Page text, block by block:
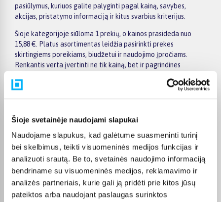
Šioje svetainėje naudojami slapukai
Naudojame slapukus, kad galėtume suasmeninti turinį
bei skelbimus, teikti visuomeninės medijos funkcijas ir
analizuoti srautą. Be to, svetainės naudojimo informaciją
bendriname su visuomeninės medijos, reklamavimo ir
analizės partneriais, kurie gali ją pridėti prie kitos jūsų
pateiktos arba naudojant paslaugas surinktos
pasiūlymus, kuriuos galite palyginti pagal kainą, savybes,
akcijas, pristatymo informaciją ir kitus svarbius kriterijus.
Šioje kategorijoje siūloma 1 prekių, o kainos prasideda nuo
15,88 €. Platus asortimentas leidžia pasirinkti prekes
skirtingiems poreikiams, biudžetui ir naudojimo įpročiams.
Renkantis verta įvertinti ne tik kainą, bet ir pagrindines
taikomus specialius pasiūlymus.
pasiūlymus ir patogiai palyginti Insportline prekes tarpusavyje.
Atsižvelkite į jums svarbiausius kriterijus, pristatymo
informaciją ir prekės aprašymą, kad galėtumėte priimti patogų
ir apgalvotą sprendimą.
Palyginkite Insportline prekes BIGBOX.LT ir išsirinkite
tinkamiausią variantą internetu.